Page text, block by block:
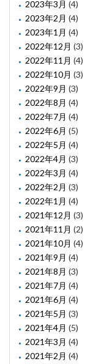
2023年3月 (4)
2023年2月 (4)
2023年1月 (4)
2022年12月 (3)
2022年11月 (4)
2022年10月 (3)
2022年9月 (3)
2022年8月 (4)
2022年7月 (4)
2022年6月 (5)
2022年5月 (4)
2022年4月 (3)
2022年3月 (4)
2022年2月 (3)
2022年1月 (4)
2021年12月 (3)
2021年11月 (2)
2021年10月 (4)
2021年9月 (4)
2021年8月 (3)
2021年7月 (4)
2021年6月 (4)
2021年5月 (3)
2021年4月 (5)
2021年3月 (4)
2021年2月 (4)